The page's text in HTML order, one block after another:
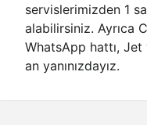
servislerimizden 1
alabilirsiniz. Ayrıca
WhatsApp hattı,
an yanınızdayız.